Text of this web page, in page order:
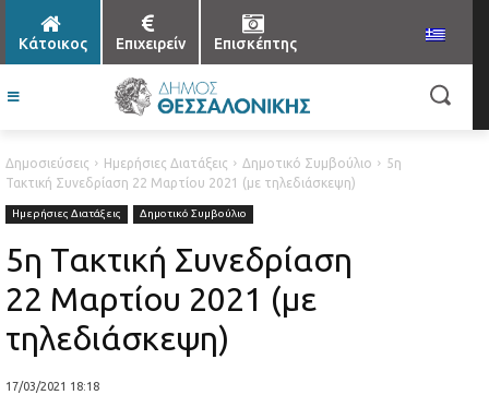
Κάτοικος Επιχειρείν Επισκέπτης
Δημοσιεύσεις Ημερήσιες Διατάξεις Δημοτικό Συμβούλιο
5η
Τακτική Συνεδρίαση 22 Μαρτίου 2021 (με τηλεδιάσκεψη)
Ημερήσιες Διατάξεις Δημοτικό Συμβούλιο
5η Τακτική Συνεδρίαση
22 Μαρτίου 2021 (με
τηλεδιάσκεψη)
17/03/2021 18:18